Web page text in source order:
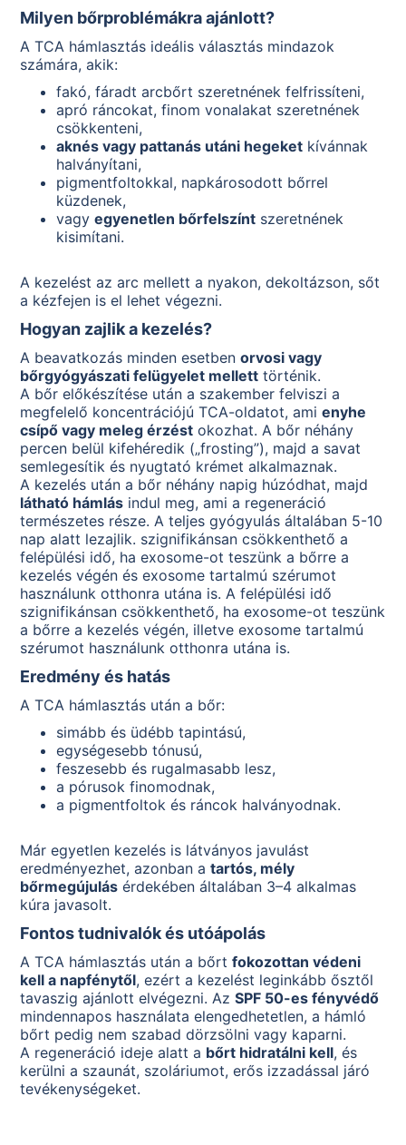
Milyen bőrproblémákra ajánlott?
A TCA hámlasztás ideális választás mindazok
számára, akik:
fakó, fáradt arcbőrt szeretnének felfrissíteni,
apró ráncokat, finom vonalakat szeretnének
csökkenteni,
aknés vagy pattanás utáni hegeket kívánnak
halványítani,
pigmentfoltokkal, napkárosodott bőrrel
küzdenek,
vagyegyenetlen bőrfelszínt szeretnének
kisimítani.
A kezelést az arc mellett a nyakon, dekoltázson, sőt
a kézfejen is el lehet végezni.
Hogyan zajlik a kezelés?
A beavatkozás minden esetbenorvosi vagy
bőrgyógyászati felügyelet mellett történik.
A bőr előkészítése után a szakember felviszi a
megfelelő koncentrációjú TCA-oldatot, amienyhe
csípő vagy meleg érzést okozhat. A bőr néhány
percen belül kifehéredik („frosting”), majd a savat
semlegesítik és nyugtató krémet alkalmaznak.
A kezelés után a bőr néhány napig húzódhat, majd
látható hámlás indul meg, ami a regeneráció
természetes része. A teljes gyógyulás általában 5-10
nap alatt lezajlik. szignifikánsan csökkenthető a
felépülési idő, ha exosome-ot teszünk a bőrre a
kezelés végén és exosome tartalmú szérumot
használunk otthonra utána is. A felépülési idő
szignifikánsan csökkenthető, ha exosome-ot teszünk
a bőrre a kezelés végén, illetve exosome tartalmú
szérumot használunk otthonra utána is.
Eredmény és hatás
A TCA hámlasztás után a bőr:
simább és üdébb tapintású,
egységesebb tónusú,
feszesebb és rugalmasabb lesz,
a pórusok finomodnak,
a pigmentfoltok és ráncok halványodnak.
Már egyetlen kezelés is látványos javulást
eredményezhet, azonban atartós, mély
bőrmegújulás érdekében általában 3–4 alkalmas
kúra javasolt.
Fontos tudnivalók és utóápolás
A TCA hámlasztás után a bőrtfokozottan védeni
kell a napfénytől, ezért a kezelést leginkább ősztől
tavaszig ajánlott elvégezni. AzSPF 50-es fényvédő
mindennapos használata elengedhetetlen, a hámló
bőrt pedig nem szabad dörzsölni vagy kaparni.
A regeneráció ideje alatt a bőrt hidratálni kell, és
kerülni a szaunát, szoláriumot, erős izzadással járó
tevékenységeket.